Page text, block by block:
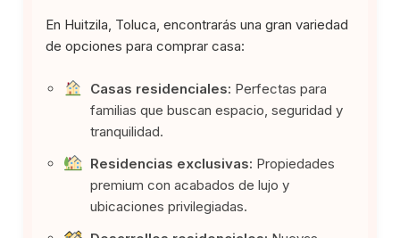
En Huitzila, Toluca, encontrarás una gran variedad
de opciones para comprar casa:
Casas residenciales: Perfectas para
familias que buscan espacio, seguridad y
tranquilidad.
Residencias exclusivas: Propiedades
premium con acabados de lujo y
ubicaciones privilegiadas.